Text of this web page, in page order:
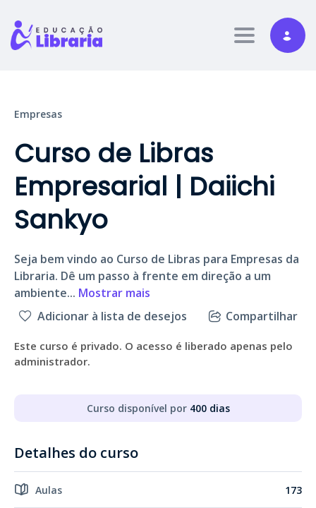
Toggle
Empresas
Curso de Libras
Empresarial | Daiichi
Sankyo
Seja bem vindo ao Curso de Libras para Empresas da
Libraria. Dê um passo à frente em direção a um
ambiente... Mostrar mais
Adicionar à lista de desejos Compartilhar
Este curso é privado. O acesso é liberado apenas pelo
administrador.
Curso disponível por 400 dias
Detalhes do curso
Aulas 173